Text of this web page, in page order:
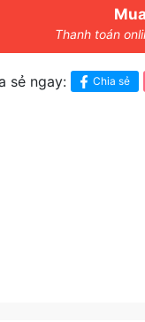
Thanh toán
sẻ ngay: Chia sẻ